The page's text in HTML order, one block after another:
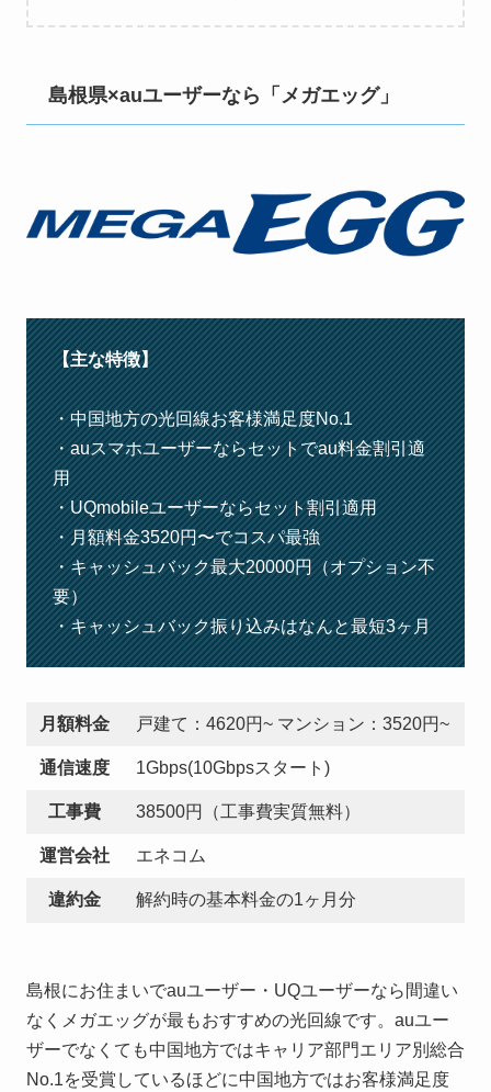
島根県×auユーザーなら「メガエッグ」
【主な特徴】
・中国地方の光回線お客様満足度No.1
・auスマホユーザーならセットでau料金割引適
用
・UQmobileユーザーならセット割引適用
・月額料金3520円〜でコスパ最強
・キャッシュバック最大20000円（オプション不
要）
・キャッシュバック振り込みはなんと最短3ヶ月
月額料金 戸建て：4620円~ マンション：3520円~
通信速度 1Gbps(10Gbpsスタート)
工事費 38500円（工事費実質無料）
運営会社 エネコム
違約金 解約時の基本料金の1ヶ月分
島根にお住まいでauユーザー・UQユーザーなら間違い
なくメガエッグが最もおすすめの光回線です。auユー
ザーでなくても中国地方ではキャリア部門エリア別総合
No.1を受賞しているほどに中国地方ではお客様満足度